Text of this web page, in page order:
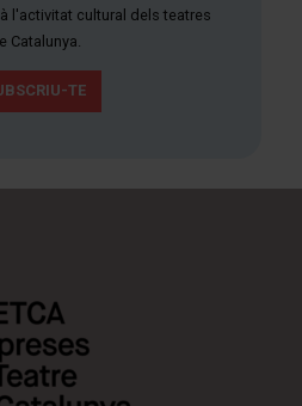
l'activitat cultural dels teatres
Catalunya.
TE